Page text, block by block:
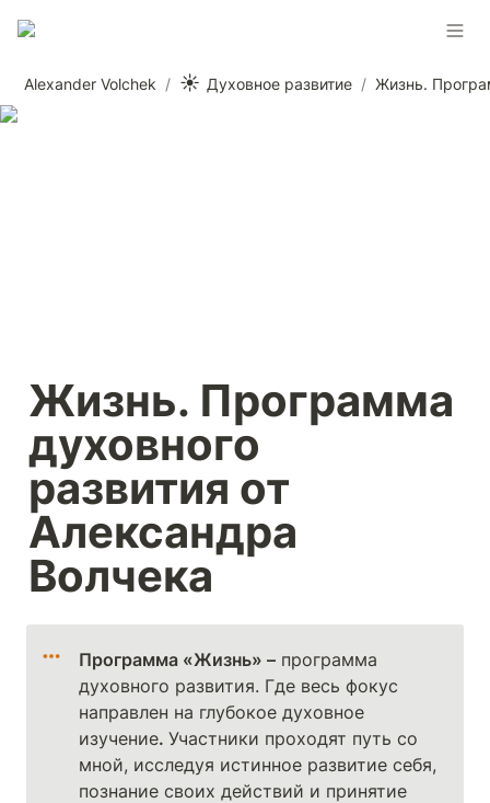
Alexander Volchek / ☀️ Духовное развитие /
Жизнь. Программа
духовного
развития от
Александра
Волчека
Программа «Жизнь» – программа
духовного развития. Где весь фокус
направлен на глубокое духовное
изучение. Участники проходят путь со
мной, исследуя истинное развитие себя,
познание своих действий и принятие